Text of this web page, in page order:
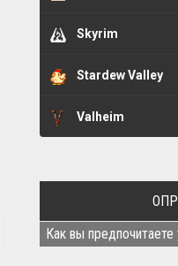
Skyrim
Stardew Valley
Valheim
Как вы